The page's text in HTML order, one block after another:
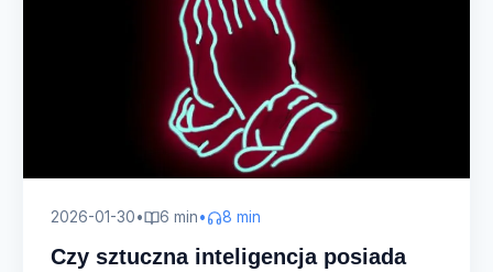
2026-01-30• 6 min• 8 min
Czy sztuczna inteligencja posiada